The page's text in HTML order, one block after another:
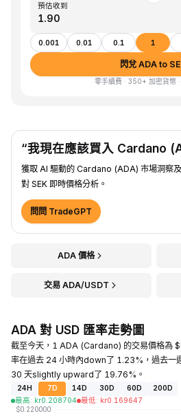
預估收到
0.001 0.01 0.1 1
閃兌 ADA to
零手續費 · 350+ 加密貨幣
“我現在應該買入 Cardano
獲取 AI 驅動的 Cardano (ADA) 市場洞察
對 SEK 即時價格分析。
問問 TradeGPT
ADA 價格
交易 ADA/USDT
ADA 對 USD 匯率走勢圖
截至今天，1 ADA (Cardano) 的交易價格為
率在過去 24 小時內down了 1.23%，過去
30 天slightly upward了 19.76%。
24H 7D 14D 30D 60D
200D
最高: kr0.208704 最低: kr0.169647